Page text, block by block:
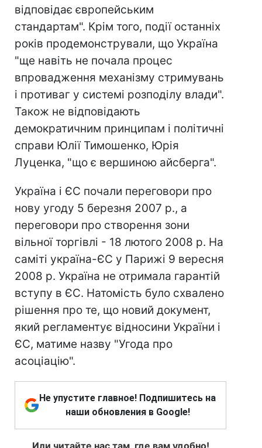
відповідає європейським
стандартам". Крім того, події останніх
років продемонстрували, що Україна
"ще навіть не почала процес
впровадження механізму стримувань
і противаг у системі розподілу влади".
Також не відповідають
демократичним принципам і політичні
справи Юлії Тимошенко, Юрія
Луценка, "що є вершиною айсберга".
Україна і ЄС почали переговори про
нову угоду 5 березня 2007 р., а
переговори про створення зони
вільної торгівлі - 18 лютого 2008 р. На
саміті україна-ЄС у Парижі 9 вересня
2008 р. Україна не отримала гарантій
вступу в ЄС. Натомість було схвалено
рішення про те, що новий документ,
який регламентує відносини України і
ЄС, матиме назву "Угода про
асоціацію".
Не упустите главное! Подпишитесь на
наши обновления в Google!
Или читайте нас там, где вам удобно!